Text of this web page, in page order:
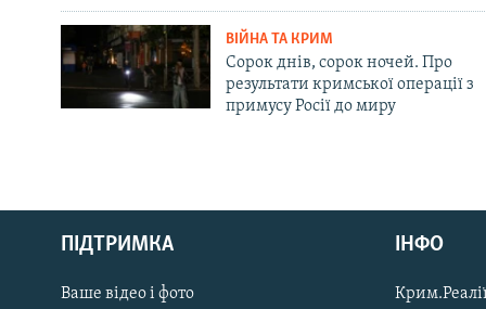
Русский
Qırımtatar
ДОЛУЧАЙСЯ!
ВІЙНА ТА КРИМ
Сорок днів, сорок ночей. Про
результати кримської операції з
примусу Росії до миру
ПІДТРИМКА
Ваше відео і фото
ІНФО